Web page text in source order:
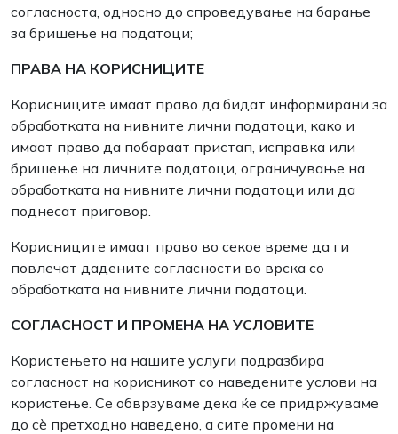
согласноста, односно до спроведување на барање
за бришење на податоци;
ПРАВА НА КОРИСНИЦИТЕ
Корисниците имаат право да бидат информирани за
обработката на нивните лични податоци, како и
имаат право да побараат пристап, исправка или
бришење на личните податоци, ограничување на
обработката на нивните лични податоци или да
поднесат приговор.
Корисниците имаат право во секое време да ги
повлечат дадените согласности во врска со
обработката на нивните лични податоци.
СОГЛАСНОСТ И ПРОМЕНА НА УСЛОВИТЕ
Користењето на нашите услуги подразбира
согласност на корисникот со наведените услови на
користење. Се обврзуваме дека ќе се придржуваме
до сè претходно наведено, а сите промени на